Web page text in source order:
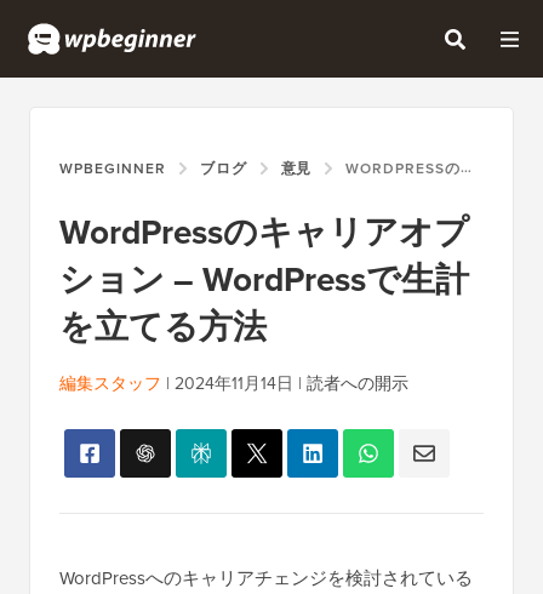
WPBEGINNER ブログ 意見 WORDPRESSのキャリアオプション – WORDPRESSで生計を立てる方法
WordPressのキャリアオプ
ション – WordPressで生計
を立てる方法
編集スタッフ | 2024年11月14日 | 読者への開示
WordPressへのキャリアチェンジを検討されている